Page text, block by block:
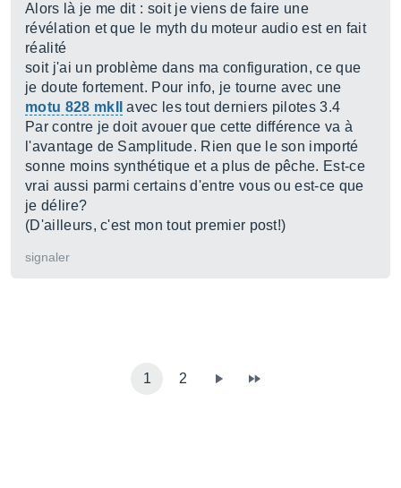
Alors là je me dit : soit je viens de faire une
révélation et que le myth du moteur audio est en fait
réalité
soit j'ai un problème dans ma configuration, ce que
je doute fortement. Pour info, je tourne avec une
motu 828 mkII
avec les tout derniers pilotes 3.4
Par contre je doit avouer que cette différence va à
l'avantage de Samplitude. Rien que le son importé
sonne moins synthétique et a plus de pêche. Est-ce
vrai aussi parmi certains d'entre vous ou est-ce que
je délire?
(D'ailleurs, c'est mon tout premier post!)
signaler
1 2